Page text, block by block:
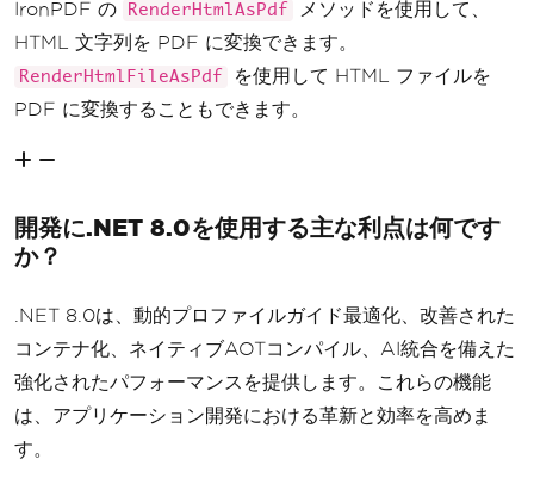
IronPDF の RenderHtmlAsPdf
メソッドを使用して、
HTML 文字列を PDF に変換できます。
RenderHtmlFileAsPdf
を使用して HTML ファイルを
PDF に変換することもできます。
開発に.NET 8.0を使用する主な利点は何です
か？
.NET 8.0は、動的プロファイルガイド最適化、改善された
コンテナ化、ネイティブAOTコンパイル、AI統合を備えた
強化されたパフォーマンスを提供します。これらの機能
は、アプリケーション開発における革新と効率を高めま
す。